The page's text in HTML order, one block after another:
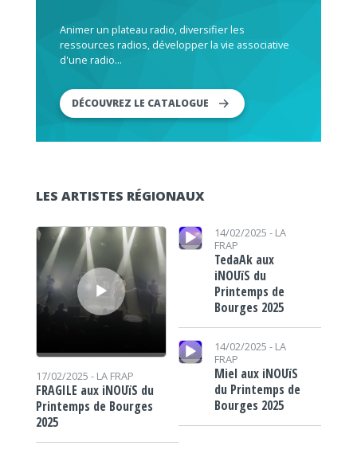
Animer un plateau radio, diversifier les
ressources radios, développer la vie associative
d'une radio...
DÉCOUVREZ LE CATALOGUE
LES ARTISTES RÉGIONAUX
Lecteur audio
17/02/2025 - LA FRAP
FRAGILE aux iNOUïS du
Printemps de Bourges
2025
Lecteur audio 14/02/2025 - LA
FRAP
TedaAk aux
iNOUïS du
Printemps de
Bourges 2025
Lecteur audio
14/02/2025 - LA
FRAP
Miel aux iNOUïS
du Printemps de
Bourges 2025